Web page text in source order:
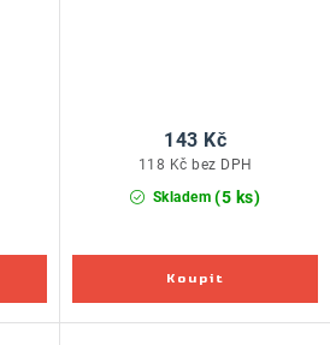
Skladem (5 ks)
118 Kč bez DPH
143 Kč